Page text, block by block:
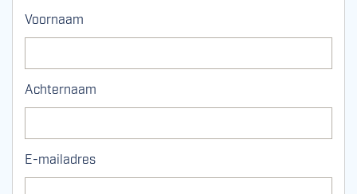
Voornaam
Achternaam
E-mailadres